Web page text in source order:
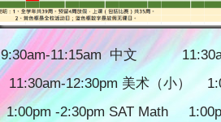
9:30am-11:15am 中文
11:30am-12:30pm 美术（小）
1:00pm -2:30pm SAT Math